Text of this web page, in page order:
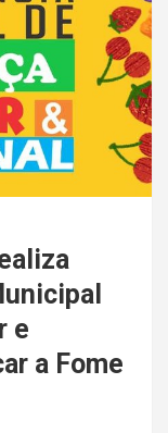
e
a Fome